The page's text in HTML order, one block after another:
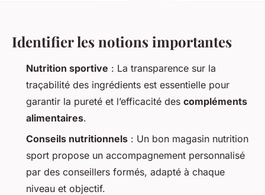
Identifier les notions importantes
Nutrition sportive : La transparence sur la
traçabilité des ingrédients est essentielle pour
garantir la pureté et l’efficacité des compléments
alimentaires.
Conseils nutritionnels : Un bon magasin nutrition
sport propose un accompagnement personnalisé
par des conseillers formés, adapté à chaque
niveau et objectif.